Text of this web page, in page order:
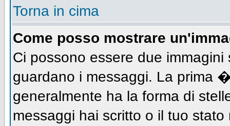
Torna in cima
Come posso mostrare
Ci possono essere due
guardano i messaggi. La prima
generalmente ha la forma di
messaggi hai scritto o il tuo